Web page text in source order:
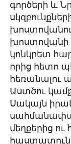
գործերի և
խոստովանի
կոնկրետ
որից հետո
հեռանալու
Աստծու
Սակայն
մեղքերից
հաստատուն